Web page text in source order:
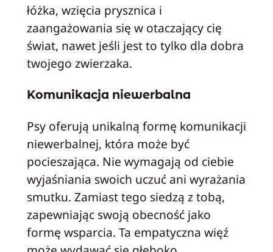
łóżka, wzięcia prysznica i
zaangażowania się w otaczający cię
świat, nawet jeśli jest to tylko dla dobra
twojego zwierzaka.
Komunikacja niewerbalna
Psy oferują unikalną formę komunikacji
niewerbalnej, która może być
pocieszająca. Nie wymagają od ciebie
wyjaśniania swoich uczuć ani wyrażania
smutku. Zamiast tego siedzą z tobą,
zapewniając swoją obecność jako
formę wsparcia. Ta empatyczna więź